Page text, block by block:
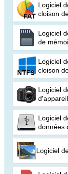
Logiciel
cloison
Logiciel
de
Logiciel
cloison
Logiciel
Logiciel
données
Logiciel